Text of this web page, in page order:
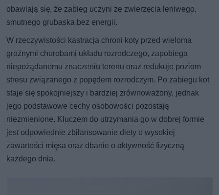
obawiają się, że zabieg uczyni ze zwierzęcia leniwego,
smutnego grubaska bez energii.
W rzeczywistości kastracja chroni koty przed wieloma
groźnymi chorobami układu rozrodczego, zapobiega
niepożądanemu znaczeniu terenu oraz redukuje poziom
stresu związanego z popędem rozrodczym. Po zabiegu kot
staje się spokojniejszy i bardziej zrównoważony, jednak
jego podstawowe cechy osobowości pozostają
niezmienione. Kluczem do utrzymania go w dobrej formie
jest odpowiednie zbilansowanie diety o wysokiej
zawartości mięsa oraz dbanie o aktywność fizyczną
każdego dnia.